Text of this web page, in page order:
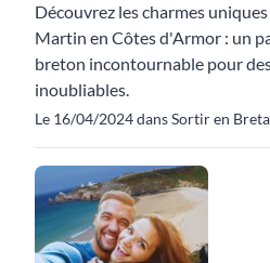
Découvrez les charmes
Martin en Côtes d'Armor : un
breton incontournable pour
inoubliables.
Le 16/04/2024 dans Sortir en